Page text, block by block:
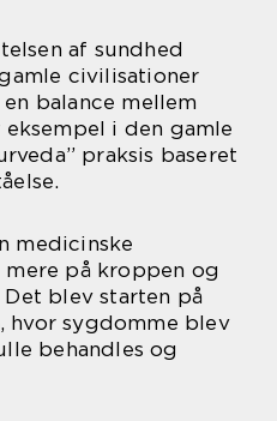
af sundhed
civilisationer
balance mellem
i den gamle
praksis baseret
medicinske
på kroppen og
blev starten på
hvor sygdomme blev
behandles og